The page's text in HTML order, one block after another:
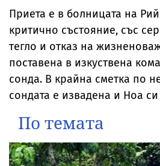
Приета е в болницата на
критично състояние, със
тегло и отказ на
поставена в изкуствена
сонда. В крайна сметка по
сондата е извадена и Ноа си
По темата